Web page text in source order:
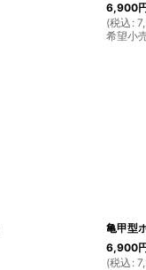
6,900
(税込 :
希望小
亀甲型
6,900
(税込 :